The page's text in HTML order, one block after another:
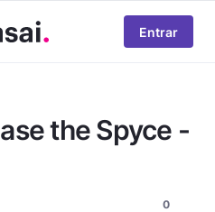
Entrar
the Spyce -
0